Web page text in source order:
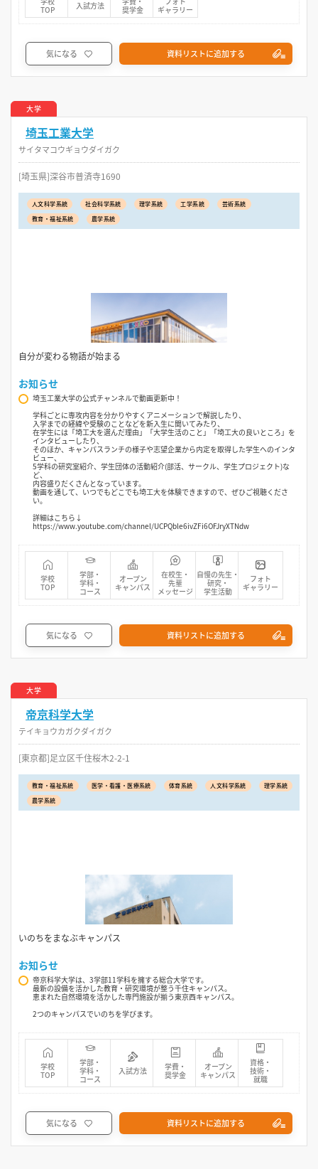
TOP
入試方法
奨学金
ギャラリー
気になる 資料リストに追加する
大学
埼玉工業大学
サイタマコウギョウダイガク
[埼玉県]深谷市普済寺1690
人文科学系統 社会科学系統 理学系統 工学系統
芸術系統
教育・福祉系統
農学系統
自分が変わる物語が始まる
お知らせ
埼玉工業大学の公式チャンネルで動画更新中！
学科ごとに専攻内容を分かりやすくアニメーションで解説したり、
入学までの経緯や受験のことなどを新入生に聞いてみたり、
在学生には「埼工大を選んだ理由」「大学生活のこと」「埼工大の良いところ」を
インタビューしたり、
そのほか、キャンパスランチの様子や志望企業から内定を取得した学生へのインタ
ビュー、
5学科の研究室紹介、学生団体の活動紹介(部活、サークル、学生プロジェクト)な
ど、
内容盛りだくさんとなっています。
動画を通して、いつでもどこでも埼工大を体験できますので、ぜひご視聴くださ
い。
詳細はこちら↓
https://www.youtube.com/channel/UCPQble6ivZFi6OFJryXTNdw
学校
TOP
学部・
学科・
コース
オープン
キャンパス
在校生・
先輩
メッセージ
自慢の先生・
研究・
学生活動
フォト
ギャラリー
気になる 資料リストに追加する
大学
帝京科学大学
テイキョウカガクダイガク
[東京都]足立区千住桜木2-2-1
教育・福祉系統 医学・看護・医療系統 体育系統 人文科学系統
理学系統
農学系統
いのちをまなぶキャンパス
お知らせ
帝京科学大学は、3学部11学科を擁する総合大学です。
最新の設備を活かした教育・研究環境が整う千住キャンパス。
恵まれた自然環境を活かした専門施設が揃う東京西キャンパス。
2つのキャンパスでいのちを学びます。
学校
TOP
学部・
学科・
コース
入試方法
学費・
奨学金
オープン
キャンパス
資格・
技術・
就職
気になる 資料リストに追加する